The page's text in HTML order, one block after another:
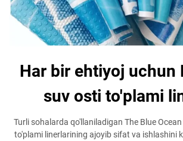
Har bir ehtiyoj uchun
suv osti to'plami
Turli sohalarda qo'llaniladigan The Blue
to'plami linerlarining ajoyib sifat va ishlashini